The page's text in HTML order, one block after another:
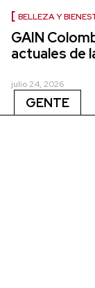
BELLEZA Y
GAIN
actuales de
julio 24, 2026
GENTE